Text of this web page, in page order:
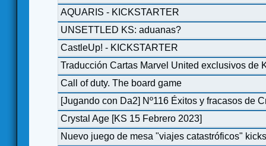
AQUARIS - KICKSTARTER
UNSETTLED KS: aduanas?
CastleUp! - KICKSTARTER
Traducción Cartas Marvel United exclusivos de
Call of duty. The board game
[Jugando con Da2] Nº116 Éxitos y fracasos de
Crystal Age [KS 15 Febrero 2023]
Nuevo juego de mesa "viajes catastróficos"